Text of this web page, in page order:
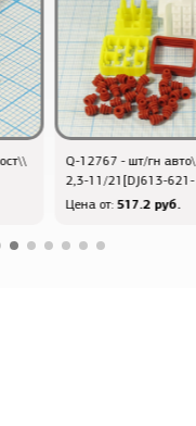
Q-12767 - шт/гн
2,3-11/21[DJ613-621-
517.2 руб.